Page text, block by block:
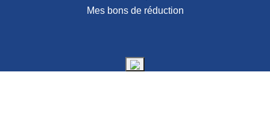
Mes bons de réduction